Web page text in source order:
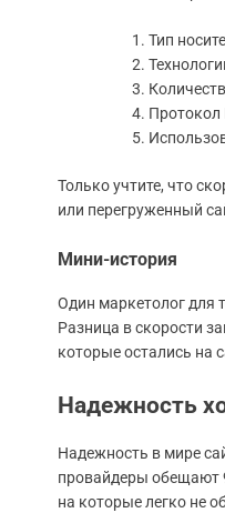
Тип
Протокол
Только учтите, что
или перегруженный
Мини-история
Один маркетолог для
Разница в скорости
которые остались на
Надежность
Надежность в мире
провайдеры обещают
на которые легко не